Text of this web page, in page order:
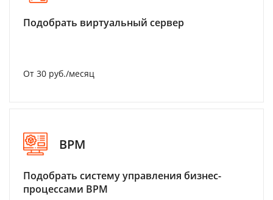
Подобрать виртуальный сервер
От 30 руб./месяц
BPM
Подобрать систему управления бизнес-
процессами BPM